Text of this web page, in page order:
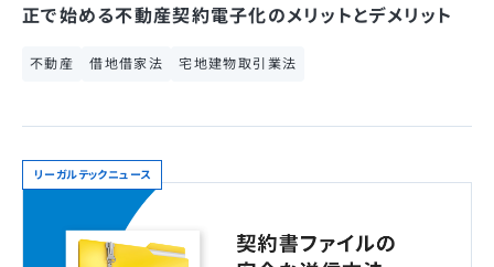
正で始める不動産契約電子化のメリットとデメリット
不動産 借地借家法 宅地建物取引業法
リーガルテックニュース